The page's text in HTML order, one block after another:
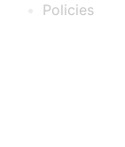
Policies